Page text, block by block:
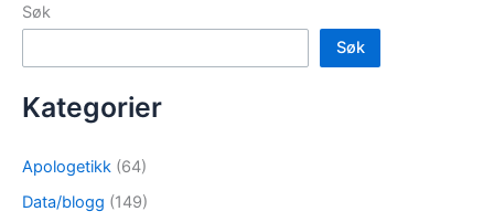
Søk
Søk
Kategorier
Apologetikk (64)
Data/blogg (149)